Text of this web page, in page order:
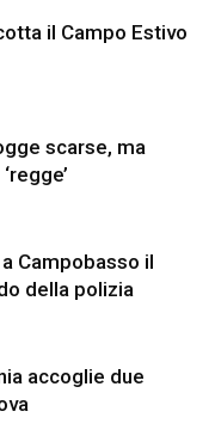
il Campo Estivo
scarse, ma
Campobasso il
della polizia
accoglie due